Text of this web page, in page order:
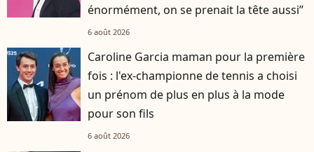
énormément, on se prenait la tête aussi”
6 août 2026
Caroline Garcia maman pour la première
fois : l'ex-championne de tennis a choisi
un prénom de plus en plus à la mode
pour son fils
6 août 2026